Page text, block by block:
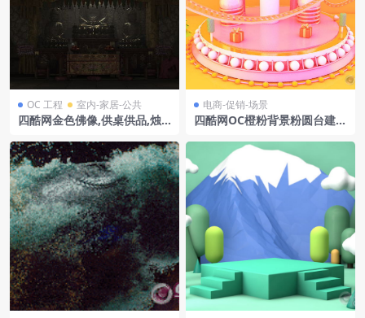
OC 工程 室内-家居-公共
四酷网金色佛像,供桌供品,烛
电商-促销-场景
四酷网OC橙粉背景粉圆台建筑